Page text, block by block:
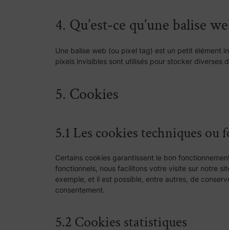
4. Qu’est-ce qu’une balise
Une balise web (ou pixel tag) est un petit élément
pixels invisibles sont utilisés pour stocker diverses
5. Cookies
5.1 Les cookies techniques ou
Certains cookies garantissent le bon
fonctionnels, nous facilitons votre visite sur notre
exemple, et il est possible, entre autres, de
consentement.
5.2 Cookies statistiques